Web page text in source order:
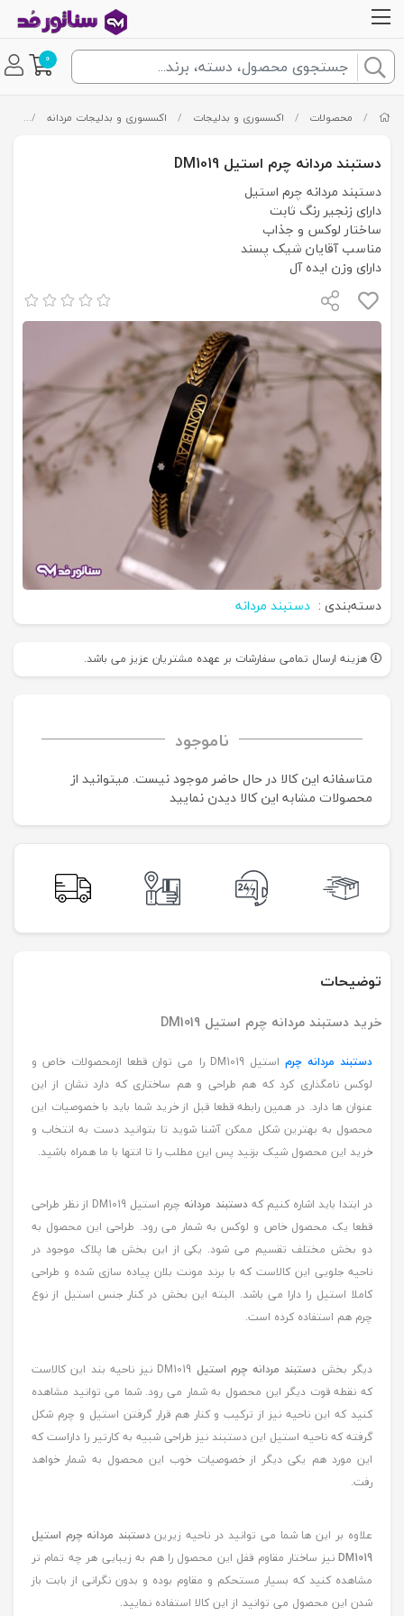
0
/ محصولات / اکسسوری و بدلیجات / اکسسوری و بدلیجات مردانه /
دستبند مردانه چرم استیل DM1019
دستبند مردانه چرم استیل
دارای زنجیر رنگ ثابت
ساختار لوکس و جذاب
مناسب آقایان شیک پسند
دارای وزن ایده آل
دسته‌بندی : دستبند مردانه
هزینه ارسال تمامی سفارشات بر عهده مشتریان عزیز می باشد.
ناموجود
متاسفانه این کالا در حال حاضر موجود نیست. می‍توانید از
محصولات مشابه این کالا دیدن نمایید
توضیحات
خرید دستبند مردانه چرم استیل DM1019
دستبند مردانه چرم
استیل DM1019 را می توان قطعا ازمحصولات خاص و
لوکس نامگذاری کرد که هم طراحی و هم ساختاری که دارد نشان از این
عنوان ها دارد. در همین رابطه قطعا قبل از خرید شما باید با خصوصیات این
محصول به بهترین شکل ممکن آشنا شوید تا بتوانید دست به انتخاب و
خرید این محصول شیک بزنید پس این مطلب را تا انتها با ما همراه باشید.
در ابتدا باید اشاره کنیم کهدستبند مردانه
چرم استیل DM1019 از نظر طراحی
قطعا یک محصول خاص و لوکس به شمار می رود. طراحی این محصول به
دو بخش مختلف تقسیم می شود. یکی از این بخش ها پلاک موجود در
ناحیه جلویی این کالاست که با برند مونت بلان پیاده سازی شده و طراحی
کاملا استیل را دارا می باشد. البته این بخش در کنار جنس استیل از نوع
چرم هم استفاده کرده است.
دیگر بخش دستبند مردانه چرم استیل
DM1019 نیز ناحیه بند این کالاست
که نقطه قوت دیگر این محصول به شمار می رود. شما می توانید مشاهده
کنید که این ناحیه نیز از ترکیب و کنار هم قرار گرفتن استیل و چرم شکل
گرفته که ناحیه استیل این دستبند نیز طراحی شبیه به کارتیر را داراست که
این مورد هم یکی دیگر از خصوصیات خوب این محصول به شمار خواهد
رفت.
علاوه بر این ها شما می توانید در ناحیه زیریندستبند مردانه چرم استیل
DM1019نیز ساختار مقاوم قفل این محصول را هم به زیبایی هر چه تمام تر
مشاهده کنید که بسیار مستحکم و مقاوم بوده و بدون نگرانی از بابت باز
شدن این محصول می توانید از این کالا استفاده نمایید.